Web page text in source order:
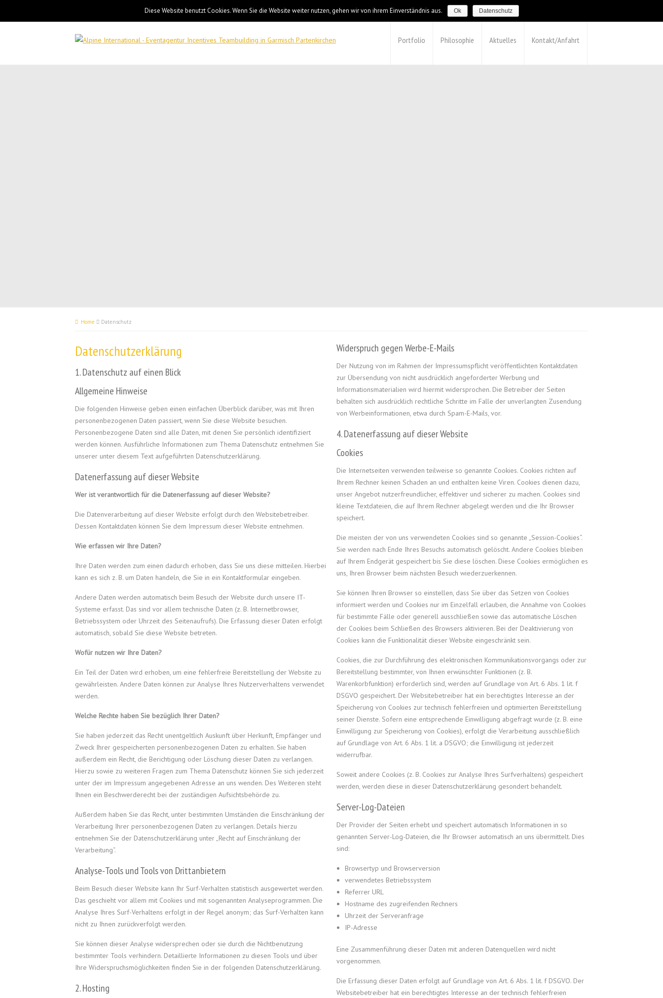
Portfolio Philosophie Aktuelles Kontakt/Anfahrt
Home Datenschutz
Datenschutzerklärung
1. Datenschutz auf einen Blick
Allgemeine Hinweise
Die folgenden Hinweise geben einen einfachen Überblick darüber, was mit Ihren
personenbezogenen Daten passiert, wenn Sie diese Website besuchen.
Personenbezogene Daten sind alle Daten, mit denen Sie persönlich identifiziert
werden können. Ausführliche Informationen zum Thema Datenschutz entnehmen Sie
unserer unter diesem Text aufgeführten Datenschutzerklärung.
Datenerfassung auf dieser Website
Wer ist verantwortlich für die Datenerfassung auf dieser Website?
Die Datenverarbeitung auf dieser Website erfolgt durch den Websitebetreiber.
Dessen Kontaktdaten können Sie dem Impressum dieser Website entnehmen.
Wie erfassen wir Ihre Daten?
Ihre Daten werden zum einen dadurch erhoben, dass Sie uns diese mitteilen. Hierbei
kann es sich z. B. um Daten handeln, die Sie in ein Kontaktformular eingeben.
Andere Daten werden automatisch beim Besuch der Website durch unsere IT-
Systeme erfasst. Das sind vor allem technische Daten (z. B. Internetbrowser,
Betriebssystem oder Uhrzeit des Seitenaufrufs). Die Erfassung dieser Daten erfolgt
automatisch, sobald Sie diese Website betreten.
Wofür nutzen wir Ihre Daten?
Ein Teil der Daten wird erhoben, um eine fehlerfreie Bereitstellung der Website zu
gewährleisten. Andere Daten können zur Analyse Ihres Nutzerverhaltens verwendet
werden.
Welche Rechte haben Sie bezüglich Ihrer Daten?
Sie haben jederzeit das Recht unentgeltlich Auskunft über Herkunft, Empfänger und
Zweck Ihrer gespeicherten personenbezogenen Daten zu erhalten. Sie haben
außerdem ein Recht, die Berichtigung oder Löschung dieser Daten zu verlangen.
Hierzu sowie zu weiteren Fragen zum Thema Datenschutz können Sie sich jederzeit
unter der im Impressum angegebenen Adresse an uns wenden. Des Weiteren steht
Ihnen ein Beschwerderecht bei der zuständigen Aufsichtsbehörde zu.
Außerdem haben Sie das Recht, unter bestimmten Umständen die Einschränkung der
Verarbeitung Ihrer personenbezogenen Daten zu verlangen. Details hierzu
entnehmen Sie der Datenschutzerklärung unter „Recht auf Einschränkung der
Verarbeitung“.
Analyse-Tools und Tools von Drittanbietern
Beim Besuch dieser Website kann Ihr Surf-Verhalten statistisch ausgewertet werden.
Das geschieht vor allem mit Cookies und mit sogenannten Analyseprogrammen. Die
Analyse Ihres Surf-Verhaltens erfolgt in der Regel anonym; das Surf-Verhalten kann
nicht zu Ihnen zurückverfolgt werden.
Sie können dieser Analyse widersprechen oder sie durch die Nichtbenutzung
bestimmter Tools verhindern. Detaillierte Informationen zu diesen Tools und über
Ihre Widerspruchsmöglichkeiten finden Sie in der folgenden Datenschutzerklärung.
2. Hosting
Widerspruch gegen Werbe-E-Mails
Der Nutzung von im Rahmen der Impressumspflicht veröffentlichten Kontaktdaten
zur Übersendung von nicht ausdrücklich angeforderter Werbung und
Informationsmaterialien wird hiermit widersprochen. Die Betreiber der Seiten
behalten sich ausdrücklich rechtliche Schritte im Falle der unverlangten Zusendung
von Werbeinformationen, etwa durch Spam-E-Mails, vor.
4. Datenerfassung auf dieser Website
Cookies
Die Internetseiten verwenden teilweise so genannte Cookies. Cookies richten auf
Ihrem Rechner keinen Schaden an und enthalten keine Viren. Cookies dienen dazu,
unser Angebot nutzerfreundlicher, effektiver und sicherer zu machen. Cookies sind
kleine Textdateien, die auf Ihrem Rechner abgelegt werden und die Ihr Browser
speichert.
Die meisten der von uns verwendeten Cookies sind so genannte „Session-Cookies“.
Sie werden nach Ende Ihres Besuchs automatisch gelöscht. Andere Cookies bleiben
auf Ihrem Endgerät gespeichert bis Sie diese löschen. Diese Cookies ermöglichen es
uns, Ihren Browser beim nächsten Besuch wiederzuerkennen.
Sie können Ihren Browser so einstellen, dass Sie über das Setzen von Cookies
informiert werden und Cookies nur im Einzelfall erlauben, die Annahme von Cookies
für bestimmte Fälle oder generell ausschließen sowie das automatische Löschen
der Cookies beim Schließen des Browsers aktivieren. Bei der Deaktivierung von
Cookies kann die Funktionalität dieser Website eingeschränkt sein.
Cookies, die zur Durchführung des elektronischen Kommunikationsvorgangs oder zur
Bereitstellung bestimmter, von Ihnen erwünschter Funktionen (z. B.
Warenkorbfunktion) erforderlich sind, werden auf Grundlage von Art. 6 Abs. 1 lit. f
DSGVO gespeichert. Der Websitebetreiber hat ein berechtigtes Interesse an der
Speicherung von Cookies zur technisch fehlerfreien und optimierten Bereitstellung
seiner Dienste. Sofern eine entsprechende Einwilligung abgefragt wurde (z. B. eine
Einwilligung zur Speicherung von Cookies), erfolgt die Verarbeitung ausschließlich
auf Grundlage von Art. 6 Abs. 1 lit. a DSGVO; die Einwilligung ist jederzeit
widerrufbar.
Soweit andere Cookies (z. B. Cookies zur Analyse Ihres Surfverhaltens) gespeichert
werden, werden diese in dieser Datenschutzerklärung gesondert behandelt.
Server-Log-Dateien
Der Provider der Seiten erhebt und speichert automatisch Informationen in so
genannten Server-Log-Dateien, die Ihr Browser automatisch an uns übermittelt. Dies
sind:
Browsertyp und Browserversion
verwendetes Betriebssystem
Referrer URL
Hostname des zugreifenden Rechners
Uhrzeit der Serveranfrage
IP-Adresse
Eine Zusammenführung dieser Daten mit anderen Datenquellen wird nicht
vorgenommen.
Die Erfassung dieser Daten erfolgt auf Grundlage von Art. 6 Abs. 1 lit. f DSGVO. Der
Websitebetreiber hat ein berechtigtes Interesse an der technisch fehlerfreien
Diese Website benutzt Cookies. Wenn Sie die Website weiter nutzen, gehen wir von ihrem Einverständnis aus. Ok Datenschutz